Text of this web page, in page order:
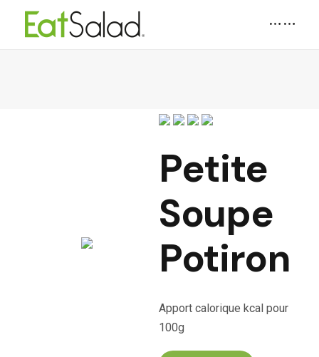
Petite
Soupe
Potiron
Apport calorique kcal pour
100g